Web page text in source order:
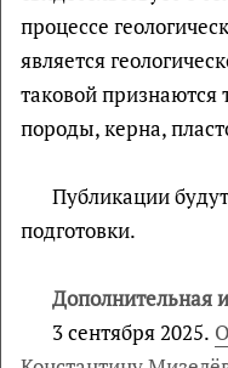
процессе
является
таковой признаются
породы, керна,
Публикации
подготовки.
Дополнительная
3 сентября 2025.